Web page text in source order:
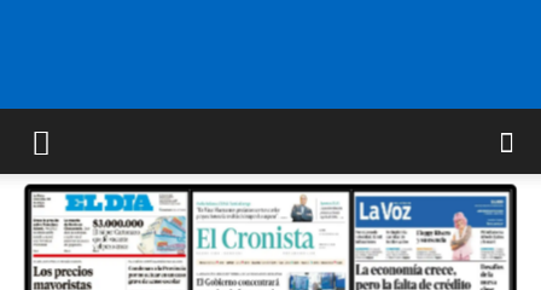
FM
GOLD